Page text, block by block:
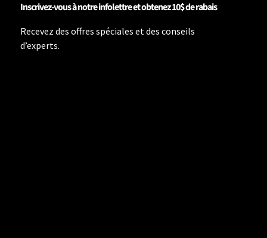
Inscrivez-vous à notre infolettre et obtenez 10$ de rabais
Recevez des offres spéciales et des conseils
d’experts.